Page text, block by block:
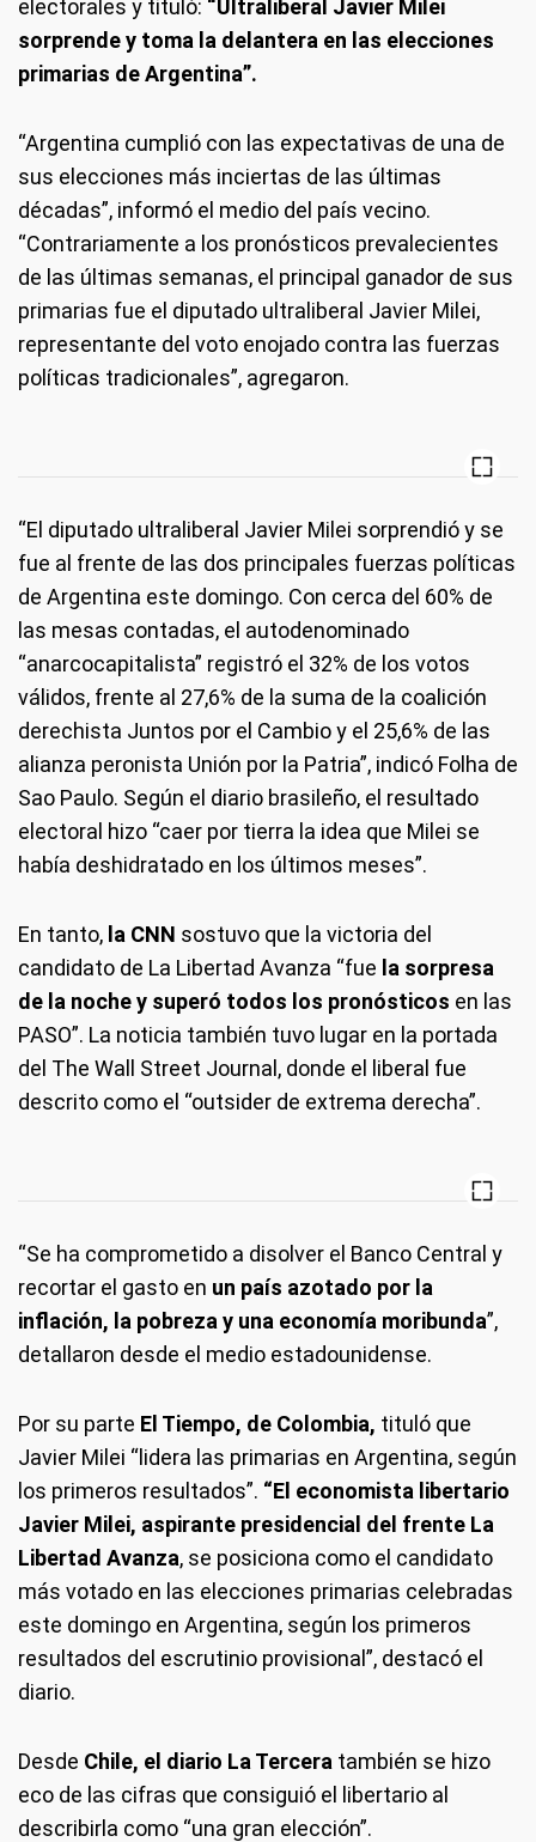
electorales y tituló: “Ultraliberal Javier Milei
sorprende y toma la delantera en las elecciones
primarias de Argentina”.
“Argentina cumplió con las expectativas de una de
sus elecciones más inciertas de las últimas
décadas”, informó el medio del país vecino.
“Contrariamente a los pronósticos prevalecientes
de las últimas semanas, el principal ganador de sus
primarias fue el diputado ultraliberal Javier Milei,
representante del voto enojado contra las fuerzas
políticas tradicionales”, agregaron.
“El diputado ultraliberal Javier Milei sorprendió y se
fue al frente de las dos principales fuerzas políticas
de Argentina este domingo. Con cerca del 60% de
las mesas contadas, el autodenominado
“anarcocapitalista” registró el 32% de los votos
válidos, frente al 27,6% de la suma de la coalición
derechista Juntos por el Cambio y el 25,6% de las
alianza peronista Unión por la Patria”, indicó Folha de
Sao Paulo. Según el diario brasileño, el resultado
electoral hizo “caer por tierra la idea que Milei se
había deshidratado en los últimos meses”.
En tanto, la CNN sostuvo que la victoria del
candidato de La Libertad Avanza “fue la sorpresa
de la noche y superó todos los pronósticos en las
PASO”. La noticia también tuvo lugar en la portada
del The Wall Street Journal, donde el liberal fue
descrito como el “outsider de extrema derecha”.
“Se ha comprometido a disolver el Banco Central y
recortar el gasto en un país azotado por la
inflación, la pobreza y una economía moribunda”,
detallaron desde el medio estadounidense.
Por su parte El Tiempo, de Colombia, tituló que
Javier Milei “lidera las primarias en Argentina, según
los primeros resultados”. “El economista libertario
Javier Milei, aspirante presidencial del frente La
Libertad Avanza, se posiciona como el candidato
más votado en las elecciones primarias celebradas
este domingo en Argentina, según los primeros
resultados del escrutinio provisional”, destacó el
diario.
Desde Chile, el diario La Tercera también se hizo
eco de las cifras que consiguió el libertario al
describirla como “una gran elección”.